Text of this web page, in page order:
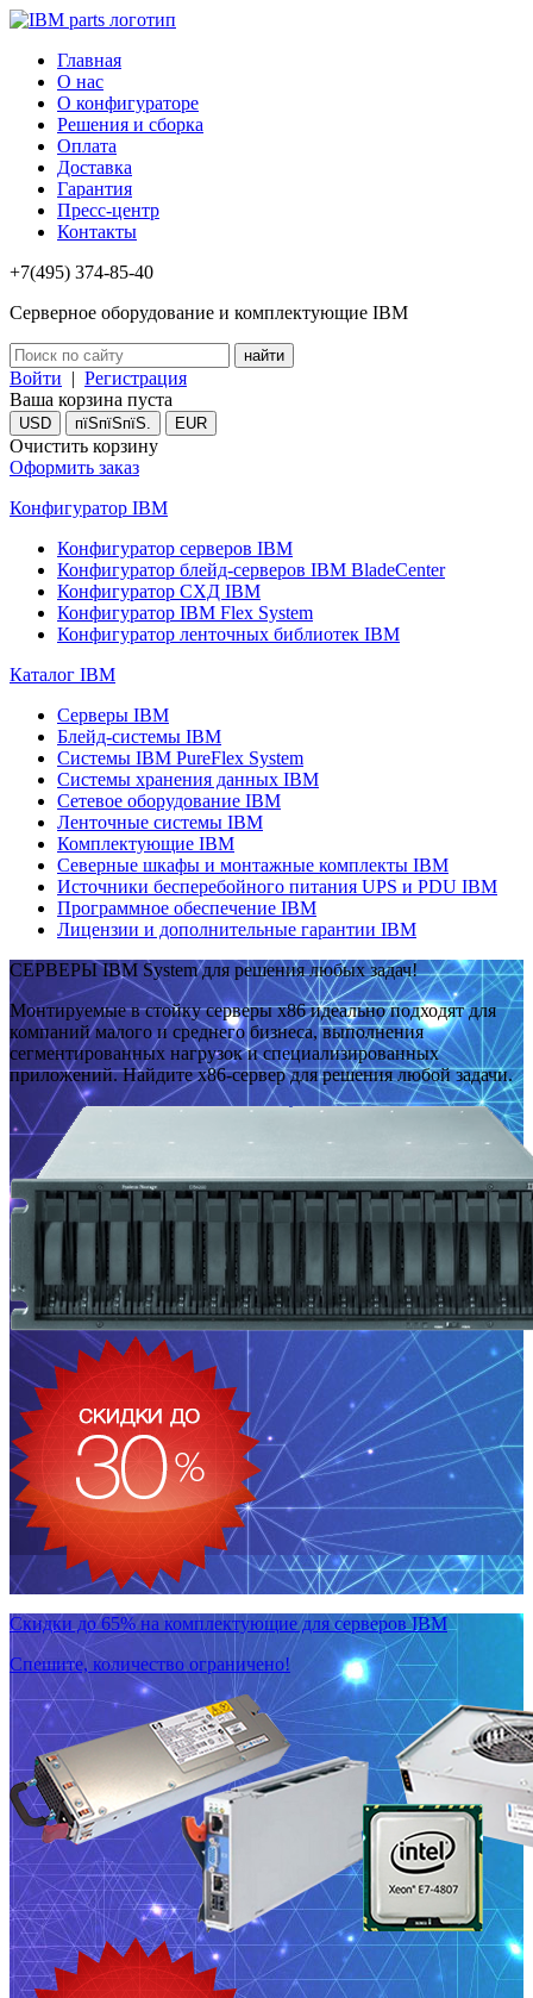
Главная
О нас
О конфигураторе
Решения и сборка
Оплата
Доставка
Гарантия
Пресс-центр
Контакты
+7(495) 374-85-40
Серверное оборудование и комплектующие IBM
Войти | Регистрация
Ваша корзина пуста
USD пїЅпїЅпїЅ. EUR
Очистить корзину
Оформить заказ
Конфигуратор IBM
Конфигуратор серверов IBM
Конфигуратор блейд-серверов IBM BladeCenter
Конфигуратор СХД IBM
Конфигуратор IBM Flex System
Конфигуратор ленточных библиотек IBM
Каталог IBM
Серверы IBM
Блейд-системы IBM
Системы IBM PureFlex System
Системы хранения данных IBM
Сетевое оборудование IBM
Ленточные системы IBM
Комплектующие IBM
Северные шкафы и монтажные комплекты IBM
Источники бесперебойного питания UPS и PDU IBM
Программное обеспечение IBM
Лицензии и дополнительные гарантии IBM
СЕРВЕРЫ IBM System для решения любых задач!
Монтируемые в стойку серверы x86 идеально подходят для
компаний малого и среднего бизнеса, выполнения
сегментированных нагрузок и специализированных
приложений. Найдите x86-сервер для решения любой задачи.
Скидки до 65% на комплектующие для серверов IBM
Спешите, количество ограничено!